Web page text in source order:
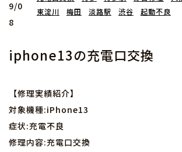
9/0
8
東淀川
梅田 淡路駅 渋谷 起動不良
iphone13の充電口交換
【修理実績紹介】
対象機種:iPhone13
症状:充電不良
修理内容:充電口交換